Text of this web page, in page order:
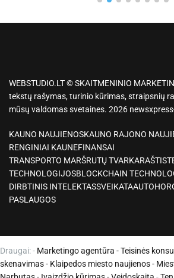
WEBSTUDIO.LT © SKAITMENINIO
tekstų rašymas, turinio kūrimas, straipsnių
mūsų valdomas svetaines. 2026
KAUNO NAUJIENOSKAUNO RAJONO
RENGINIAI KAUNEFINANSAI
TRANSPORTO MARŠRUTŲ TVARKARAŠTIS
TECHNOLOGIJOSBLOCKCHAIN
DIRBTINIS INTELEKTASSVEIKATAAUTO
PASLAUGOS
Draugai: - Marketingo agentūra -Teisinės
skenavimas- Klaipedos miesto naujienos-